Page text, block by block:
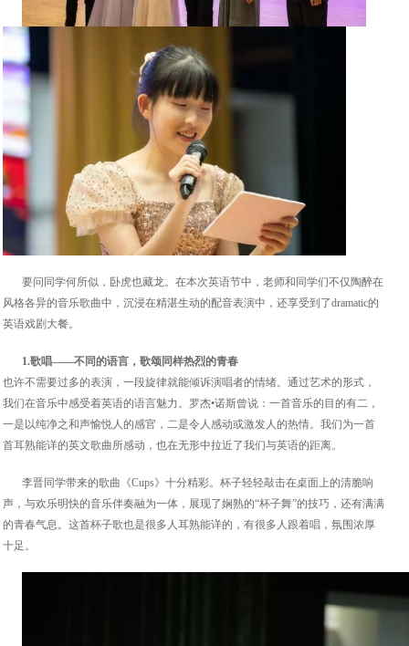
要问同学何所似，卧虎也藏龙。在本次英语节中，老师和同学们不仅陶醉在
风格各异的音乐歌曲中，沉浸在精湛生动的配音表演中，还享受到了dramatic的
英语戏剧大餐。
1.歌唱——不同的语言，歌颂同样热烈的青春
也许不需要过多的表演，一段旋律就能倾诉演唱者的情绪。通过艺术的形式，
我们在音乐中感受着英语的语言魅力。罗杰•诺斯曾说：一首音乐的目的有二，
一是以纯净之和声愉悦人的感官，二是令人感动或激发人的热情。我们为一首
首耳熟能详的英文歌曲所感动，也在无形中拉近了我们与英语的距离。
李晋同学带来的歌曲《Cups》十分精彩。杯子轻轻敲击在桌面上的清脆响
声，与欢乐明快的音乐伴奏融为一体，展现了娴熟的“杯子舞”的技巧，还有满满
的青春气息。这首杯子歌也是很多人耳熟能详的，有很多人跟着唱，氛围浓厚
十足。